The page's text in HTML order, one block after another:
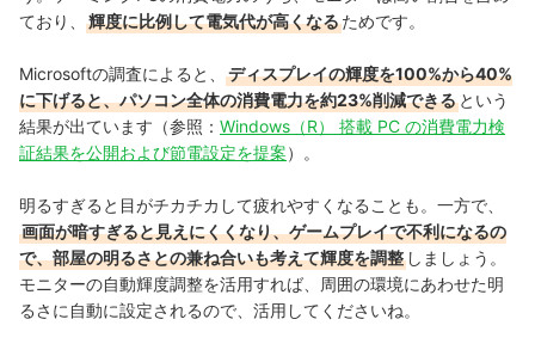
ており、
輝度に比例して電気代が高くなるためです。
Microsoftの調査によると、
ディスプレイの輝度を100%から40%
に下げると、パソコン全体の消費電力を約23%削減できる という
結果が出ています（参照： Windows（R） 搭載 PC の消費電力検
証結果を公開および節電設定を提案）。
明るすぎると目がチカチカして疲れやすくなることも。一方で、
画面が暗すぎると見えにくくなり、ゲームプレイで不利になるの
で、部屋の明るさとの兼ね合いも考えて輝度を調整 しましょう。
モニターの自動輝度調整を活用すれば、周囲の環境にあわせた明
るさに自動に設定されるので、活用してくださいね。